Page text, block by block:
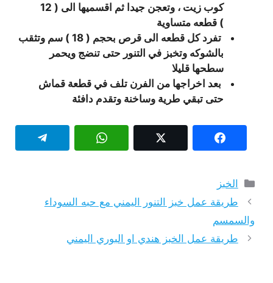
كوب زيت ، وتعجن جيدا ثم اقسميها الى ( 12
) قطعه متساوية
تفرد كل قطعه الى قرص بحجم ( 18 )
سم وتثقب
بالشوکه وتخبز في التنور حتى تنضج ويحمر
سطحها قليلا
بعد اخراجها من الفرن تلف في قطعة قماش
حتى تبقي طرية وساخنة وتقدم دافئة
التصنيفات
الخبز
طريقة عمل خبز التنور اليمني مع حبه السوداء
والسمسم
طريقة عمل الخبز هندي او البوري اليمني